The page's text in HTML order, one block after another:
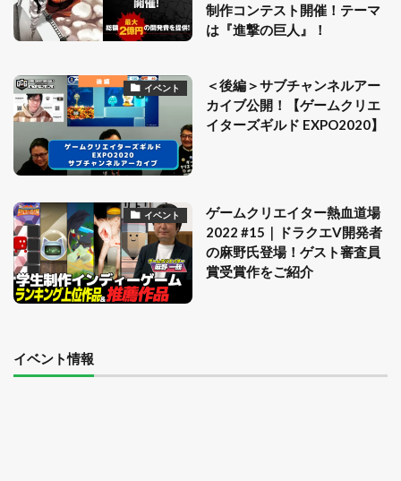
制作コンテスト開催！テーマ
は『進撃の巨人』！
イベント
＜後編＞サブチャンネルアー
カイブ公開！【ゲームクリエ
イターズギルド EXPO2020】
イベント
ゲームクリエイター熱血道場
2022 #15｜ドラクエV開発者
の麻野氏登場！ゲスト審査員
賞受賞作をご紹介
イベント情報